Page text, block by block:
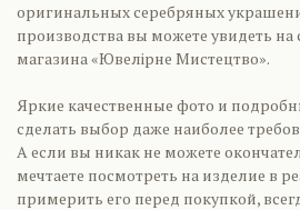
оригинальных серебряных
производства вы можете увидеть на
магазина «Ювелірне Мистецтво».
Яркие качественные фото и
сделать выбор даже наиболее
А если вы никак не можете
мечтаете посмотреть на изделие в
примерить его перед покупкой,